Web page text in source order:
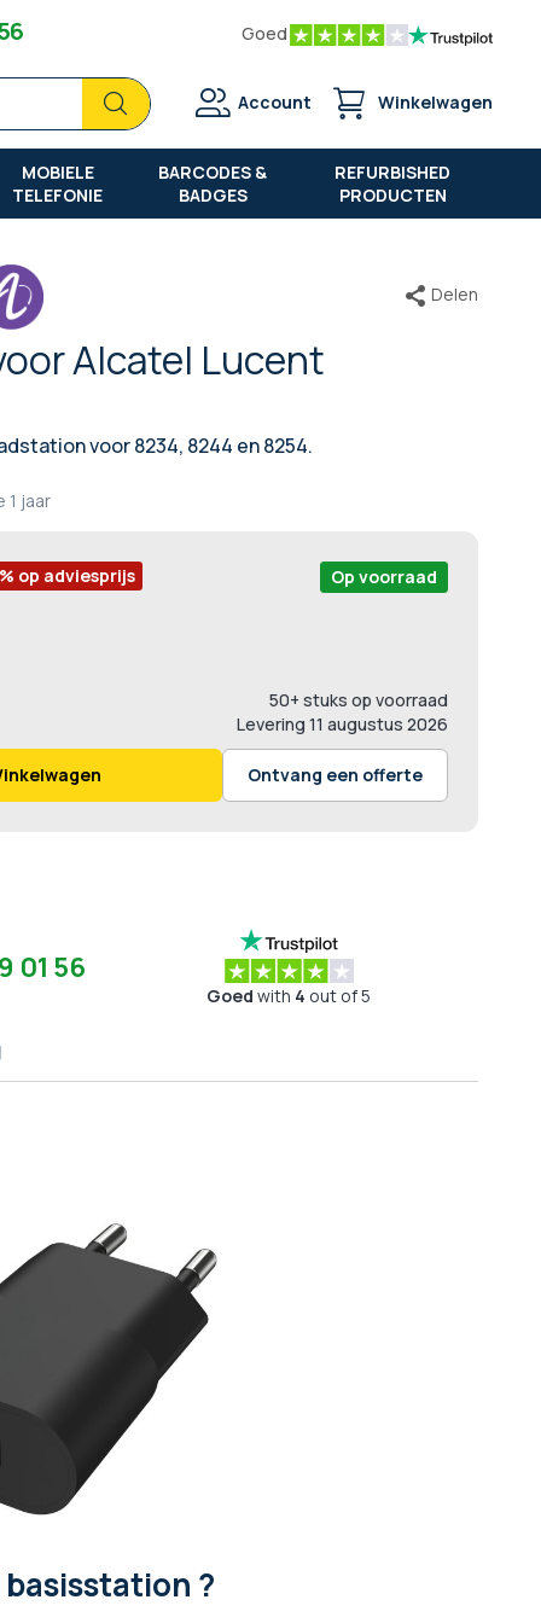
Goed
Zoek
Zoek
Account Winkelwagen
MOBIELE
TELEFONIE
BARCODES &
BADGES
REFURBISHED
PRODUCTEN
Alcatel Lucent
voor 8234, 8244 en 8254.
1 jaar
Delen
op adviesprijs
50+ stuks op voorraad
Op voorraad
Levering 11 augustus 2026
Ontvang een offerte
01 56
Goed with 4 out of 5
?